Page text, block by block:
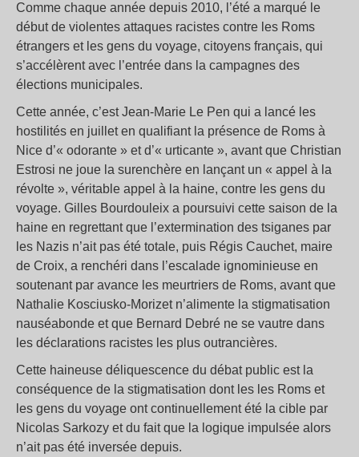
Comme chaque année depuis 2010, l’été a marqué le
début de violentes attaques racistes contre les Roms
étrangers et les gens du voyage, citoyens français, qui
s’accélèrent avec l’entrée dans la campagnes des
élections municipales.
Cette année, c’est Jean-Marie Le Pen qui a lancé les
hostilités en juillet en qualifiant la présence de Roms à
Nice d’« odorante » et d’« urticante », avant que Christian
Estrosi ne joue la surenchère en lançant un « appel à la
révolte », véritable appel à la haine, contre les gens du
voyage. Gilles Bourdouleix a poursuivi cette saison de la
haine en regrettant que l’extermination des tsiganes par
les Nazis n’ait pas été totale, puis Régis Cauchet, maire
de Croix, a renchéri dans l’escalade ignominieuse en
soutenant par avance les meurtriers de Roms, avant que
Nathalie Kosciusko-Morizet n’alimente la stigmatisation
nauséabonde et que Bernard Debré ne se vautre dans
les déclarations racistes les plus outrancières.
Cette haineuse déliquescence du débat public est la
conséquence de la stigmatisation dont les les Roms et
les gens du voyage ont continuellement été la cible par
Nicolas Sarkozy et du fait que la logique impulsée alors
n’ait pas été inversée depuis.